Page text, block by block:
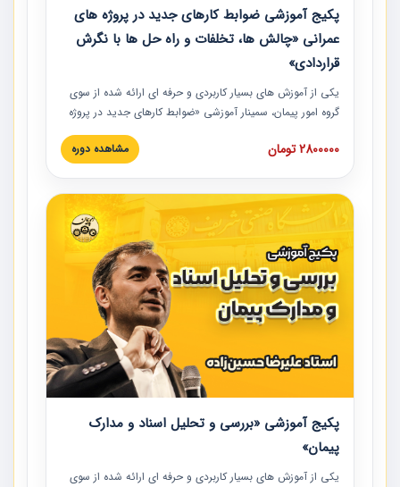
پکیج آموزشی ضوابط کارهای جدید در پروژه های
عمرانی «چالش ها، تخلفات و راه حل ها با نگرش
قراردادی»
یکی از آموزش‏‏‏‏‏‏ های بسیار کاربردی و حرفه‏ ای ارائه شده از سوی
گروه امور پیمان، سمینار آموزشی «ضوابط کارهای جدید در پروژه
های عمرانی» چالش ها، تخلفات و راه حل ها با نگرش قراردادی
است که در محل سندیکای شرکت های ساختمانی کشور ارائه شد.
مدارک پیمان به همراه تجربیات عملی ارائه شده است.
2800000 تومان مشاهده دوره
پکیج آموزشی «بررسی و تحلیل اسناد و مدارک
پیمان»
یکی از آموزش‏‏‏‏‏‏ های بسیار کاربردی و حرفه‏ ای ارائه شده از سوی